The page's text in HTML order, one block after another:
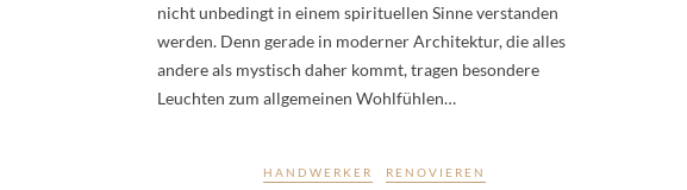
nicht unbedingt in einem spirituellen Sinne verstanden
werden. Denn gerade in moderner Architektur, die alles
andere als mystisch daher kommt, tragen besondere
Leuchten zum allgemeinen Wohlfühlen…
HANDWERKER RENOVIEREN